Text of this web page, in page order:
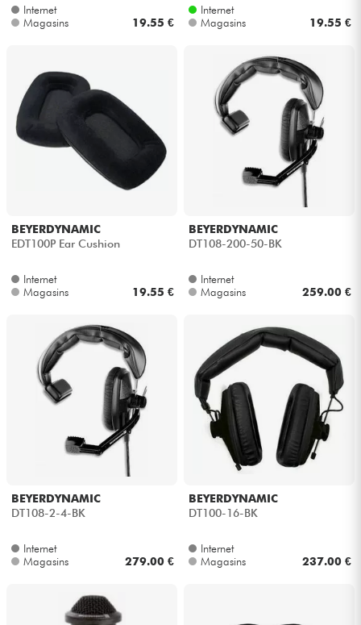
Internet
Magasins
19.55 €
Internet
Magasins
19.55 €
BEYERDYNAMIC
EDT100P Ear Cushion
Internet
Magasins
19.55 €
BEYERDYNAMIC
DT108-200-50-BK
Internet
Magasins
259.00 €
BEYERDYNAMIC
DT108-2-4-BK
Internet
Magasins
279.00 €
BEYERDYNAMIC
DT100-16-BK
Internet
Magasins
237.00 €